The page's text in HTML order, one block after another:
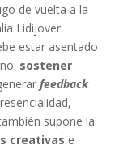
de vuelta a la
Lidijover
estar asentado
sostener
feedback
supone la
creativas e